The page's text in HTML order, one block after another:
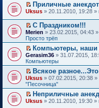
П
р
е
й
т
и
к
п
е
р
в
о
м
у
н
Приличные
Uksus » 20.11.2010, 19:28 »
П
е
р
е
й
т
и
к
п
е
р
в
о
С Праздником!!!
Merien » 23.02.2015, 04:43
Просто трёп
П
е
р
е
й
т
и
к
п
Компьютеры, наши
Gerasim36 » 31.07.2015,
Компьютеры
П
е
р
е
й
Всякое
Uksus » 07.02.2015, 20:38 »
"Песочница"
П
Неприличные
Uksus » 20.11.2010, 19:30 »